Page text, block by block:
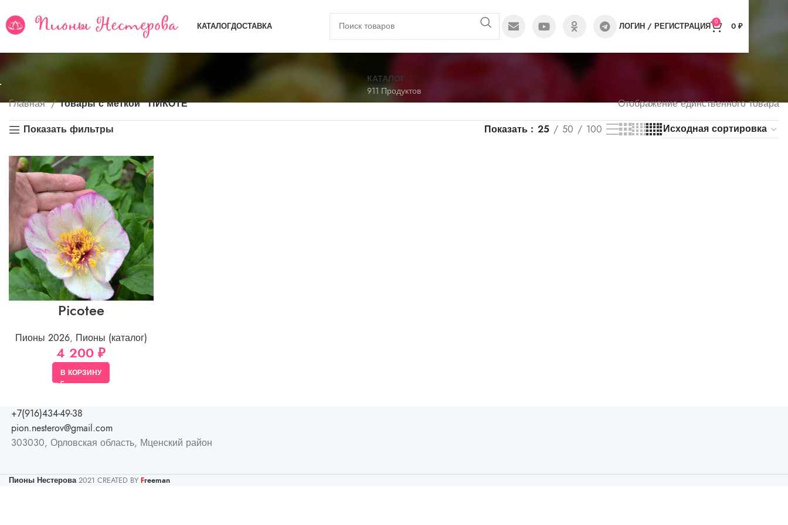
КАТАЛОГДОСТАВКА ЛОГИН / РЕГИСТРАЦИЯ 0 0 ₽
КАТАЛОГ
911 Продуктов
Главная Товары с меткой “ПИКОТЕ”
Отображение единственного товара
Показать фильтры
Показать 25 50 100
Picotee
Пионы 2026, Пионы (каталог)
4 200₽
В КОРЗИНУ
+7(916)434-49-38
pion.nesterov@gmail.com
303030, Орловская область, Мценский район
Пионы Нестерова 2021 CREATED BY Freeman